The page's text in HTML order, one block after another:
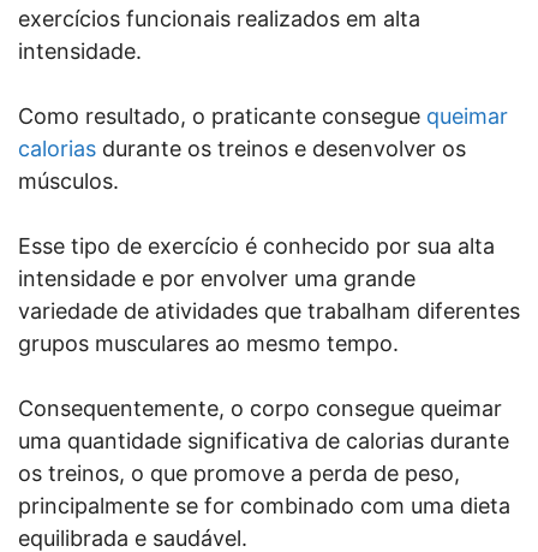
exercícios funcionais realizados em alta
intensidade.
Como resultado, o praticante consegue queimar
calorias durante os treinos e desenvolver os
músculos.
Esse tipo de exercício é conhecido por sua alta
intensidade e por envolver uma grande
variedade de atividades que trabalham diferentes
grupos musculares ao mesmo tempo.
Consequentemente, o corpo consegue queimar
uma quantidade significativa de calorias durante
os treinos, o que promove a perda de peso,
principalmente se for combinado com uma dieta
equilibrada e saudável.